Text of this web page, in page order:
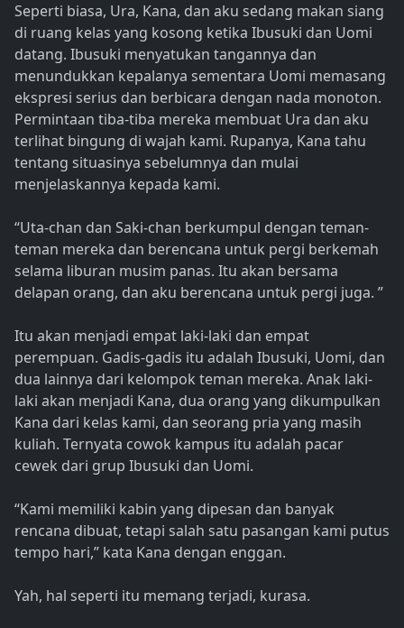
Seperti biasa, Ura, Kana, dan aku sedang makan siang
di ruang kelas yang kosong ketika Ibusuki dan Uomi
datang. Ibusuki menyatukan tangannya dan
menundukkan kepalanya sementara Uomi memasang
ekspresi serius dan berbicara dengan nada monoton.
Permintaan tiba-tiba mereka membuat Ura dan aku
terlihat bingung di wajah kami. Rupanya, Kana tahu
tentang situasinya sebelumnya dan mulai
menjelaskannya kepada kami.
“Uta-chan dan Saki-chan berkumpul dengan teman-
teman mereka dan berencana untuk pergi berkemah
selama liburan musim panas. Itu akan bersama
delapan orang, dan aku berencana untuk pergi juga. ”
Itu akan menjadi empat laki-laki dan empat
perempuan. Gadis-gadis itu adalah Ibusuki, Uomi, dan
dua lainnya dari kelompok teman mereka. Anak laki-
laki akan menjadi Kana, dua orang yang dikumpulkan
Kana dari kelas kami, dan seorang pria yang masih
kuliah. Ternyata cowok kampus itu adalah pacar
cewek dari grup Ibusuki dan Uomi.
“Kami memiliki kabin yang dipesan dan banyak
rencana dibuat, tetapi salah satu pasangan kami putus
tempo hari,” kata Kana dengan enggan.
Yah, hal seperti itu memang terjadi, kurasa.